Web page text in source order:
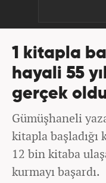
1 kitapla
hayali 55
gerçek
Gümüşhaneli
kitapla
12 bin kitaba
kurmayı başardı.